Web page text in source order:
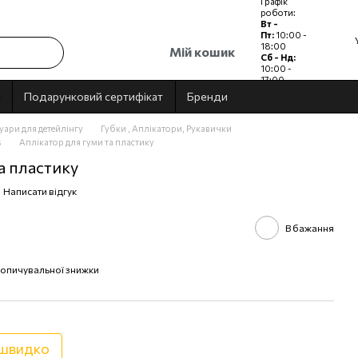
Мій кошик
роботи:
Вт -
Пт: 10:00 -
18:00
Сб - Нд:
10:00 -
17:00
Подарунковий сертифікат Бренди
для детейлінгу
Губки , Аплікатори, Рукавички
Аплікатор для гуми та пластику
пластику
Написати відгук
В бажання
знижки